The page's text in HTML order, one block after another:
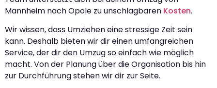
Mannheim nach Opole zu unschlagbaren Kosten.
Wir wissen, dass Umziehen eine stressige Zeit sein
kann. Deshalb bieten wir dir einen umfangreichen
Service, der dir den Umzug so einfach wie möglich
macht. Von der Planung über die Organisation bis hin
zur Durchführung stehen wir dir zur Seite.